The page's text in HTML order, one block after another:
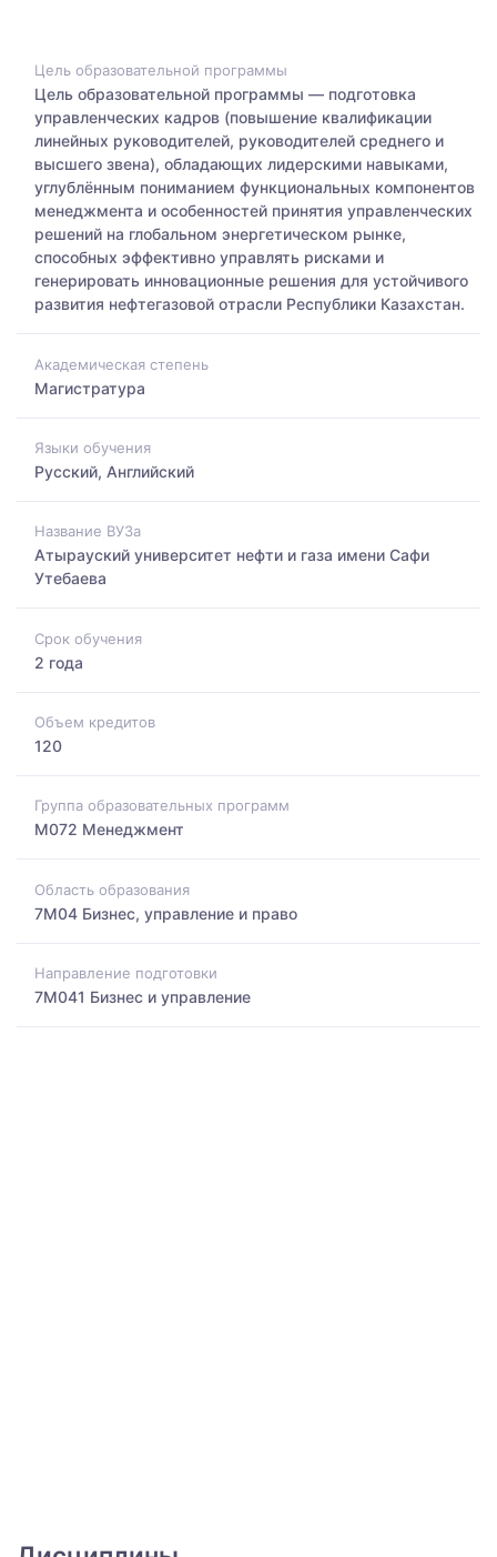
Цель образовательной программы
Цель образовательной программы — подготовка
управленческих кадров (повышение квалификации
линейных руководителей, руководителей среднего и
высшего звена), обладающих лидерскими навыками,
углублённым пониманием функциональных компонентов
менеджмента и особенностей принятия управленческих
решений на глобальном энергетическом рынке,
способных эффективно управлять рисками и
генерировать инновационные решения для устойчивого
развития нефтегазовой отрасли Республики Казахстан.
Академическая степень
Магистратура
Языки обучения
Русский, Английский
Название ВУЗа
Атырауский университет нефти и газа имени Сафи
Утебаева
Срок обучения
2 года
Объем кредитов
120
Группа образовательных программ
M072 Менеджмент
Область образования
7M04 Бизнес, управление и право
Направление подготовки
7M041 Бизнес и управление